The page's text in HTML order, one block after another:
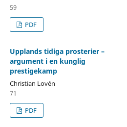
59
PDF
Upplands tidiga prosterier –
argument i en kunglig
prestigekamp
Christian Lovén
71
PDF